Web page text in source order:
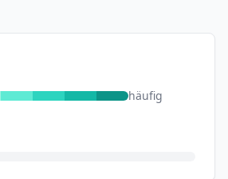
häufig